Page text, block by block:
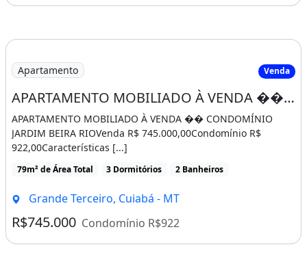
Apartamento Venda
APARTAMENTO MOBILIADO À VENDA �� CONDOMÍNIO JARDIM BEIRA RIO
APARTAMENTO MOBILIADO À VENDA �� CONDOMÍNIO
JARDIM BEIRA RIOVenda R$ 745.000,00Condomínio R$
922,00Características [...]
79m² de Área Total 3 Dormitórios 2 Banheiros
Grande Terceiro, Cuiabá - MT
R$745.000 Condomínio R$922